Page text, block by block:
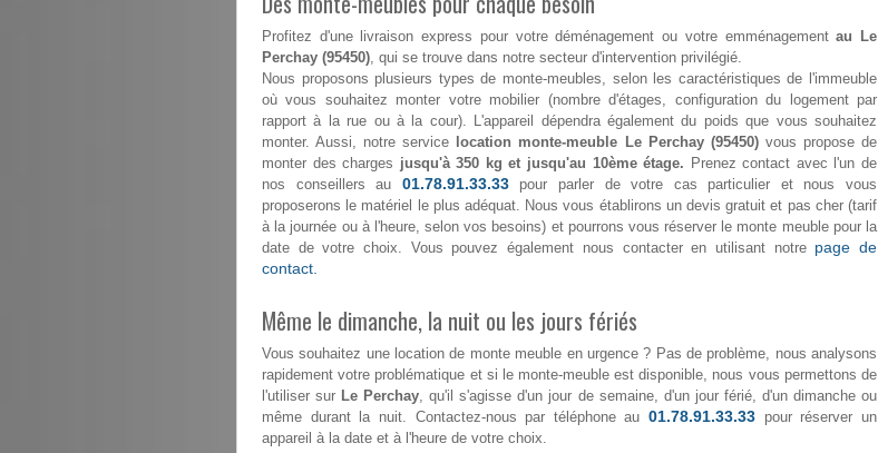
Profitez d'une livraison express pour votre déménagement ou votre emménagementau Le
Perchay (95450), qui se trouve dans notre secteur d'intervention privilégié.
Nous proposons plusieurs types de monte-meubles, selon les caractéristiques de l'immeuble
où vous souhaitez monter votre mobilier (nombre d'étages, configuration du logement par
rapport à la rue ou à la cour). L'appareil dépendra également du poids que vous souhaitez
monter. Aussi, notre service
location monte-meuble Le Perchay (95450)vous propose de
monter des charges jusqu'à 350 kg et jusqu'au 10ème étage. Prenez contact avec l'un de
nos conseillers au 01.78.91.33.33pour parler de votre cas particulier et nous vous
proposerons le matériel le plus adéquat. Nous vous établirons un devis gratuit et pas cher (tarif
à la journée ou à l'heure, selon vos besoins) et pourrons vous réserver le monte meuble pour la
date de votre choix. Vous pouvez également nous contacter en utilisant notre page de
contact.
Même le dimanche, la nuit ou les jours fériés
Vous souhaitez une location de monte meuble en urgence ? Pas de problème, nous analysons
rapidement votre problématique et si le monte-meuble est disponible, nous vous permettons de
l'utiliser sur Le Perchay, qu'il s'agisse d'un jour de semaine, d'un jour férié, d'un dimanche ou
même durant la nuit. Contactez-nous par téléphone au01.78.91.33.33 pour réserver un
appareil à la date et à l'heure de votre choix.